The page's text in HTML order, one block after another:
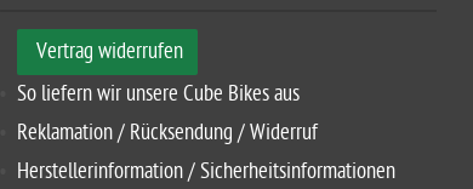
Vertrag widerrufen
So liefern wir unsere Cube Bikes aus
Reklamation / Rücksendung / Widerruf
Herstellerinformation / Sicherheitsinformationen